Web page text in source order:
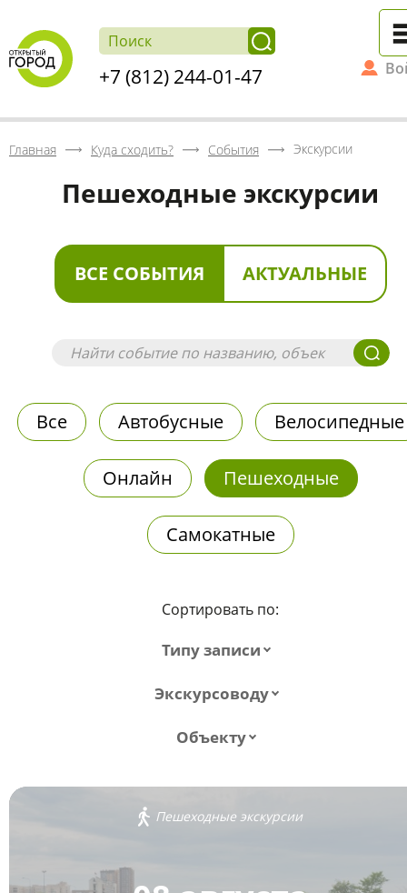
+7 (812) 244-01-47
Главная Куда сходить? События Экскурсии
Пешеходные экскурсии
ВСЕ СОБЫТИЯ АКТУАЛЬНЫЕ
Все Автобусные Велосипедные
Онлайн Пешеходные
Самокатные
Сортировать по:
Типу записи
Экскурсоводу
Объекту
Пешеходные экскурсии